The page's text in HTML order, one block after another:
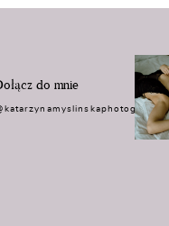
do mnie